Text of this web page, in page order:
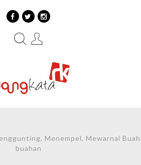
Menempel, Mewarnai Buah
buahan